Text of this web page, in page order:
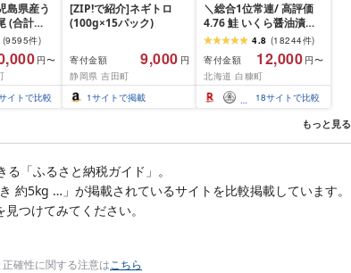
島県産う
(合計
(9595件)
円〜
イトで比較
[ZIP!で紹介]ネギトロ
(100g×15パック)
寄付金額 9,000 円
静岡県 吉田町
1サイトで掲載
＼総合1位常連/ 高評価
4.76 鮭 いくら醤油漬け
ふるさと納税 いくら
200g / 400g / 800g /
1.6kg / 2.4kg 200g パッ
ク[選べる容量] 醤油漬け
海鮮 イクラ 小分け ふる
さと ランキング 人気 ギ
フト 高評価 ふるさと納
4.8 (18244件)
寄付金額
12,000 円〜
北海道 白糠町
18サイトで比較
もっと見る
「ふるさと納税ガイド」。
約5kg …」が掲載されているサイトを比較掲載しています。
つけてみてください。
確性に関する注意はこちら